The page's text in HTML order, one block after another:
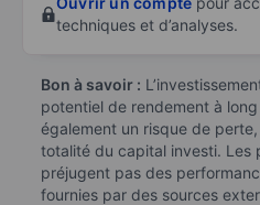
techniques et d’analyses.
Bon à savoir :
potentiel de rendement à
également un risque de perte,
totalité du capital investi. Les
préjugent pas des
fournies par des sources